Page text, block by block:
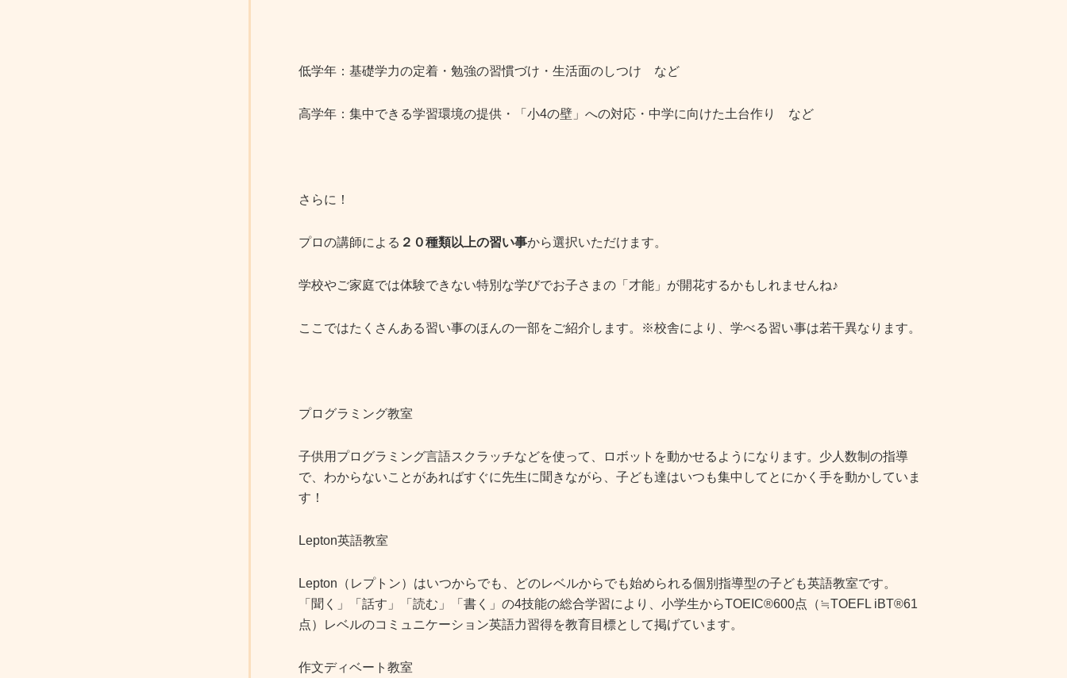
低学年：基礎学力の定着・勉強の習慣づけ・生活面のしつけ など
高学年：集中できる学習環境の提供・「小4の壁」への対応・中学に向けた土台作り など
さらに！
プロの講師による ２０種類以上の習い事から選択いただけます。
学校やご家庭では体験できない特別な学びでお子さまの「才能」が開花するかもしれませんね♪
ここではたくさんある習い事のほんの一部をご紹介します。※校舎により、学べる習い事は若干異なります。
プログラミング教室
子供用プログラミング言語スクラッチなどを使って、ロボットを動かせるようになります。少人数制の指導
で、わからないことがあればすぐに先生に聞きながら、子ども達はいつも集中してとにかく手を動かしていま
す！
Lepton英語教室
Lepton（レプトン）はいつからでも、どのレベルからでも始められる個別指導型の子ども英語教室です。
「聞く」「話す」「読む」「書く」の4技能の総合学習により、小学生からTOEIC®600点（≒TOEFL iBT®61
点）レベルのコミュニケーション英語力習得を教育目標として掲げています。
作文ディベート教室